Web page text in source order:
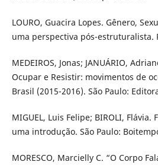
LOURO, Guacira Lopes. Gênero,
uma perspectiva pós-estruturalista.
MEDEIROS, Jonas; JANUÁRIO,
Ocupar e Resistir: movimentos de
Brasil (2015-2016). São Paulo:
MIGUEL, Luis Felipe; BIROLI,
uma introdução. São Paulo:
MORESCO, Marcielly C. “O Corpo